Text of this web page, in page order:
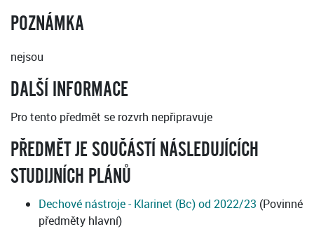
POZNÁMKA
nejsou
DALŠÍ INFORMACE
Pro tento předmět se rozvrh nepřipravuje
PŘEDMĚT JE SOUČÁSTÍ NÁSLEDUJÍCÍCH
STUDIJNÍCH PLÁNŮ
Dechové nástroje - Klarinet (Bc) od 2022/23 (Povinné
předměty hlavní)